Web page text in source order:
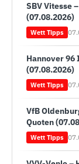
SBV Vitesse
(07.08.2026)
Wett Tipps
Hannover 96
(07.08.2026)
Wett Tipps
VfB
Quoten
Wett Tipps